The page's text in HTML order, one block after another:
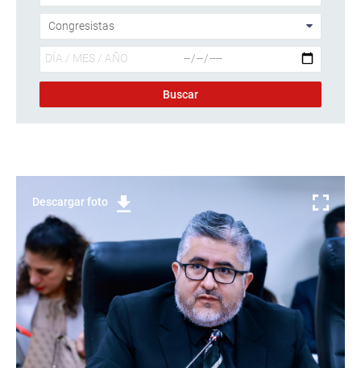
Descargar foto